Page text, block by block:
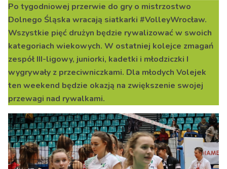
Po tygodniowej przerwie do gry o mistrzostwo
Dolnego Śląska wracają siatkarki #VolleyWrocław.
Wszystkie pięć drużyn będzie rywalizować w swoich
kategoriach wiekowych. W ostatniej kolejce zmagań
zespół III-ligowy, juniorki, kadetki i młodziczki I
wygrywały z przeciwniczkami. Dla młodych Volejek
ten weekend będzie okazją na zwiększenie swojej
przewagi nad rywalkami.